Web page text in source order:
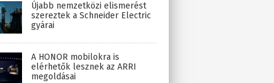
Újabb nemzetközi elismerést
szereztek a Schneider Electric
gyárai
A HONOR mobilokra is
elérhetők lesznek az ARRI
megoldásai